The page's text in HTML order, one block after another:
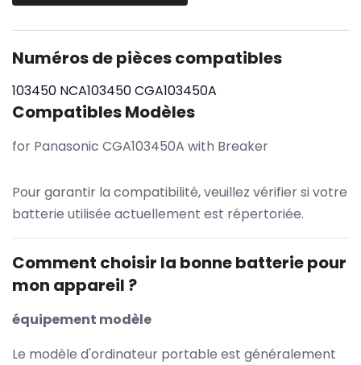
Numéros de pièces compatibles
103450 NCA103450CGA103450A
Compatibles Modèles
for Panasonic CGA103450A with Breaker
Pour garantir la compatibilité, veuillez vérifier si votre
batterie utilisée actuellement est répertoriée.
Comment choisir la bonne batterie pour
mon appareil ?
équipement modèle
Le modèle d'ordinateur portable est généralement